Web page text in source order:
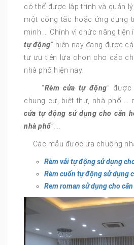
có thể được lập trình và quản
một công tắc hoặc ứng dụng
minh … Chính vì chức năng tiện
tự động” hiện nay đang được
tư ưu tiên lựa chọn cho các
nhà phố hiện nay.
“Rèm cửa tự động”
chung cư, biệt thự, nhà phố …
cửa tự động sử dụng cho căn
nhà phố”….
Các mẫu được ưa chuộng
Rèm vải tự động sử dụng
Rèm cuốn tự động sử dụng
Rem roman sử dụng cho